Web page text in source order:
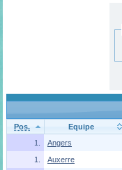
Pos.
Equipe
1.
Angers
1.
Auxerre